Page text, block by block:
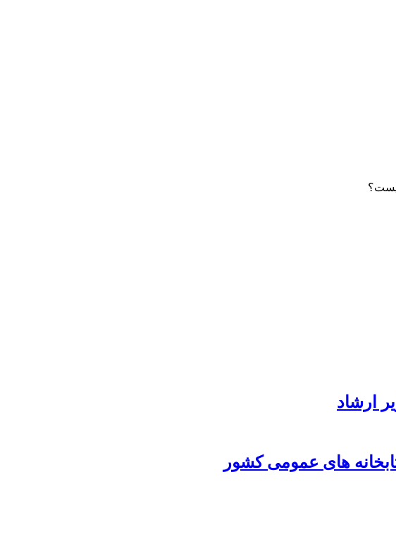
ارشاد
های عمومی کشور